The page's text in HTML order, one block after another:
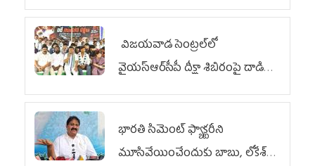
విజయవాడ సెంట్రల్‌లో
వైయ‌స్ఆర్‌సీపీ దీక్షా శిబిరంపై దాడి
దుర్మార్గం
భారతి సిమెంట్ ఫ్యాక్టరీని
మూసివేయించేందుకు బాబు, లోకేశ్